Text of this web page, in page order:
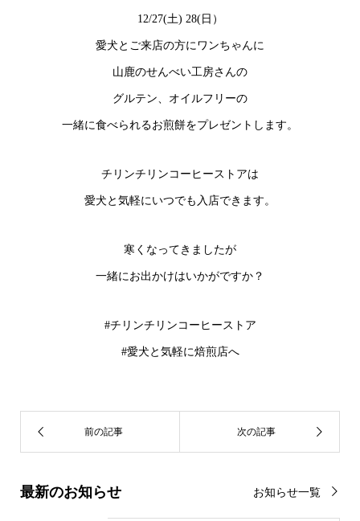
12/27(土) 28(日）
愛犬とご来店の方にワンちゃんに
山鹿のせんべい工房さんの
グルテン、オイルフリーの
一緒に食べられるお煎餅をプレゼントします。
チリンチリンコーヒーストアは
愛犬と気軽にいつでも入店できます。
寒くなってきましたが
一緒にお出かけはいかがですか？
#チリンチリンコーヒーストア
#愛犬と気軽に焙煎店へ
最新のお知らせ お知らせ一覧